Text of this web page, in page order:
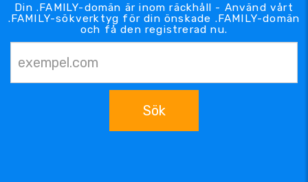
Din .FAMILY-domän är inom räckhåll - Använd vårt
.FAMILY-sökverktyg för din önskade .FAMILY-domän
och få den registrerad nu.
Sök